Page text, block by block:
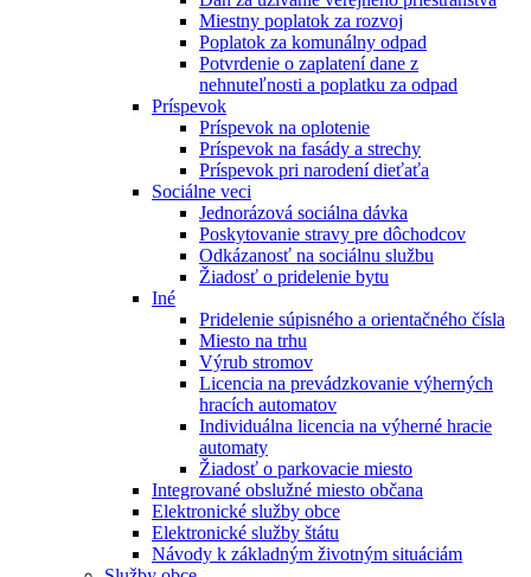
Miestny poplatok za rozvoj
Poplatok za komunálny odpad
Potvrdenie o zaplatení dane z
nehnuteľnosti a poplatku za odpad
Príspevok
Príspevok na oplotenie
Príspevok na fasády a strechy
Príspevok pri narodení dieťaťa
Sociálne veci
Jednorázová sociálna dávka
Poskytovanie stravy pre dôchodcov
Odkázanosť na sociálnu službu
Žiadosť o pridelenie bytu
Iné
Pridelenie súpisného a orientačného čísla
Miesto na trhu
Výrub stromov
Licencia na prevádzkovanie výherných
hracích automatov
Individuálna licencia na výherné hracie
automaty
Žiadosť o parkovacie miesto
Integrované obslužné miesto občana
Elektronické služby obce
Elektronické služby štátu
Návody k základným životným situáciám